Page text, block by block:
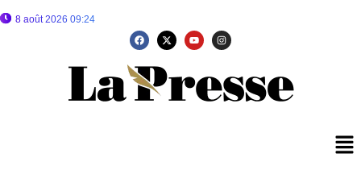
8 août 2026 09:24